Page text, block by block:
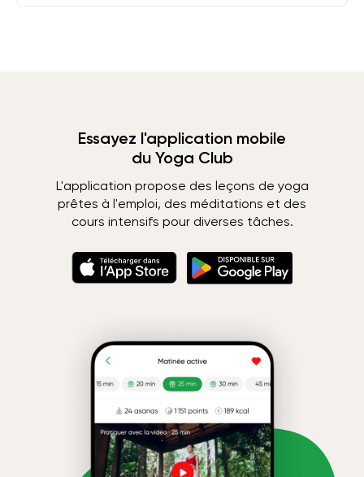
Essayez l'application mobile
du Yoga Club
L'application propose des leçons de yoga
prêtes à l'emploi, des méditations et des
cours intensifs pour diverses tâches.